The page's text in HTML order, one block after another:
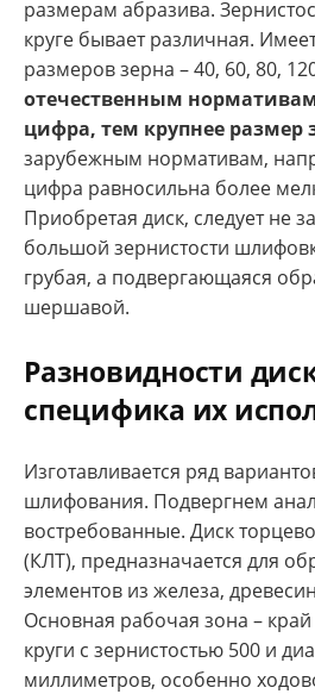
размерам абразива.
круге бывает различная.
размеров зерна – 40, 60, 80,
отечественным
цифра, тем крупнее размер
зарубежным нормативам,
цифра равносильна более
Приобретая диск, следует не
большой зернистости
грубая, а подвергающаяся
шершавой.
Разновидности
специфика их
Изготавливается ряд
шлифования. Подвергнем
востребованные. Диск
(КЛТ), предназначается для
элементов из железа,
Основная рабочая зона –
круги с зернистостью 500 и
миллиметров, особенно